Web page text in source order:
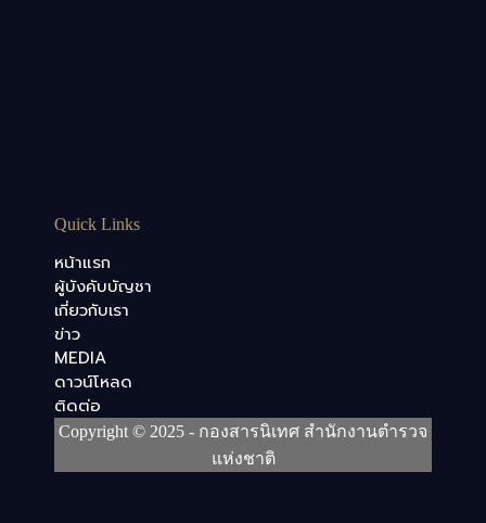
Quick Links
หน้าแรก
ผู้บังคับบัญชา
เกี่ยวกับเรา
ข่าว
MEDIA
ดาวน์โหลด
ติดต่อ
Copyright © 2025 - กองสารนิเทศ สำนักงานตำรวจ
แห่งชาติ